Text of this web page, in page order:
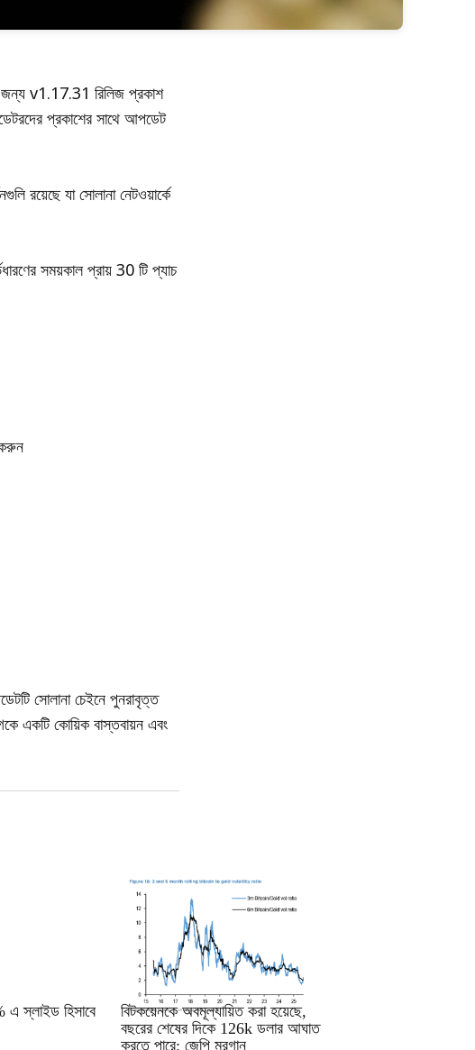
জন্য v1.17.31 রিলিজ প্রকাশ
প্রকাশের সাথে আপডেট
রয়েছে যা সোলানা নেটওয়ার্কে
সময়কাল প্রায় 30 টি প্যাচ
সোলানা চেইনে পুনরাবৃত্ত
একটি কোয়িক বাস্তবায়ন এবং
এ স্লাইড হিসাবে
RRCNEWS_BN
বিটকয়েনকে অবমূল্যায়িত করা হয়েছে,
বছরের শেষের দিকে 126k ডলার আঘাত
করতে পারে: জেপি মরগান